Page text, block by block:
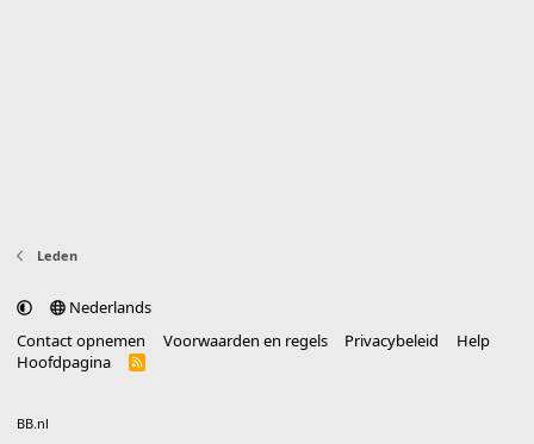
Leden
Nederlands
Contact opnemen
Voorwaarden en regels Privacybeleid
Help
Hoofdpagina
R
BB.nl